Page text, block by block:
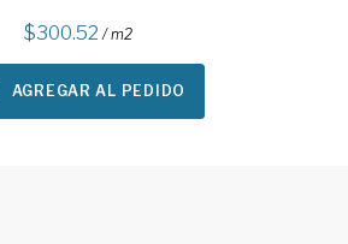
300.52 / m2
AGREGAR AL PEDIDO